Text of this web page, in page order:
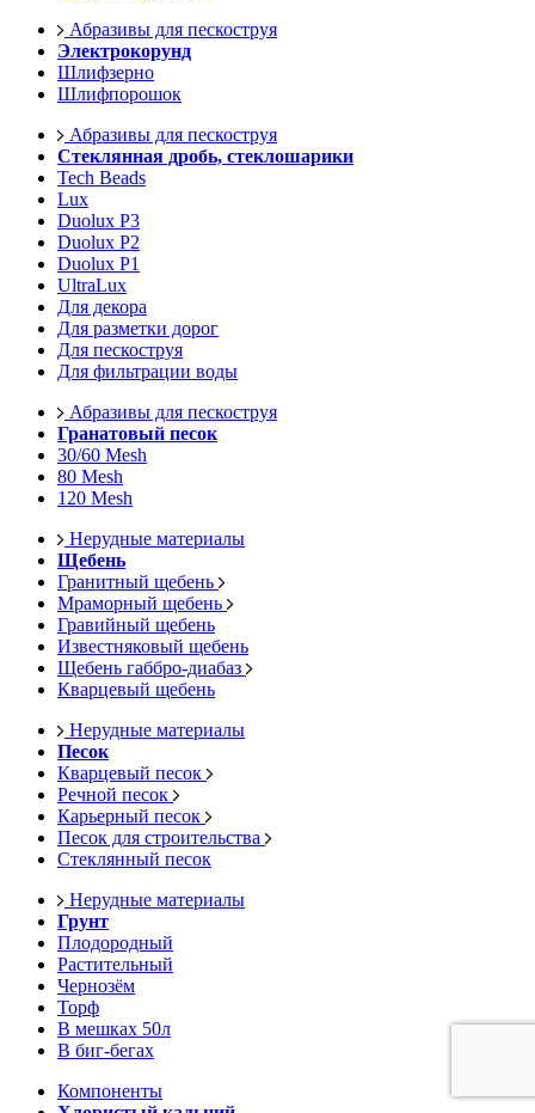
Абразивы для пескоструя
Электрокорунд
Шлифзерно
Шлифпорошок
Абразивы для пескоструя
Стеклянная дробь, стеклошарики
Tech Beads
Lux
Duolux P3
Duolux P2
Duolux P1
UltraLux
Для декора
Для разметки дорог
Для пескоструя
Для фильтрации воды
Абразивы для пескоструя
Гранатовый песок
30/60 Mesh
80 Mesh
120 Mesh
Нерудные материалы
Щебень
Гранитный щебень
Мраморный щебень
Гравийный щебень
Известняковый щебень
Щебень габбро-диабаз
Кварцевый щебень
Нерудные материалы
Песок
Кварцевый песок
Речной песок
Карьерный песок
Песок для строительства
Стеклянный песок
Нерудные материалы
Грунт
Плодородный
Растительный
Чернозём
Торф
В мешках 50л
В биг-бегах
Компоненты